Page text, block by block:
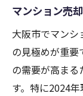
マンション売
大阪市でマン
の見極めが重要
の需要が高まる
す。特に2024